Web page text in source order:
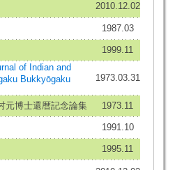
2010.12.02
1987.03
1999.11
of Indian and
Bukkyōgaku
1973.03.31
元博士還暦記念論集 1973.11
1991.10
1995.11